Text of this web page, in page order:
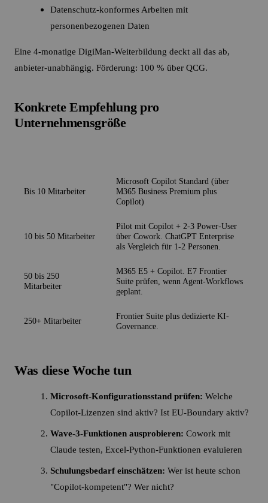
Datenschutz-konformes Arbeiten mit
personenbezogenen Daten
Eine 4-monatige DigiMan-Weiterbildung deckt all das ab,
anbieter-unabhängig. Förderung: 100 % über QCG.
Konkrete Empfehlung pro
Unternehmensgröße
Bis 10 Mitarbeiter
Microsoft Copilot Standard (über
M365 Business Premium plus
Copilot)
10 bis 50 Mitarbeiter
Pilot mit Copilot + 2-3 Power-User
über Cowork. ChatGPT Enterprise
als Vergleich für 1-2 Personen.
50 bis 250
Mitarbeiter
M365 E5 + Copilot. E7 Frontier
Suite prüfen, wenn Agent-Workflows
geplant.
250+ Mitarbeiter
Frontier Suite plus dedizierte KI-
Governance.
Was diese Woche tun
Microsoft-Konfigurationsstand prüfen: Welche
Copilot-Lizenzen sind aktiv? Ist EU-Boundary aktiv?
Wave-3-Funktionen ausprobieren: Cowork mit
Claude testen, Excel-Python-Funktionen evaluieren
Schulungsbedarf einschätzen: Wer ist heute schon
"Copilot-kompetent"? Wer nicht?